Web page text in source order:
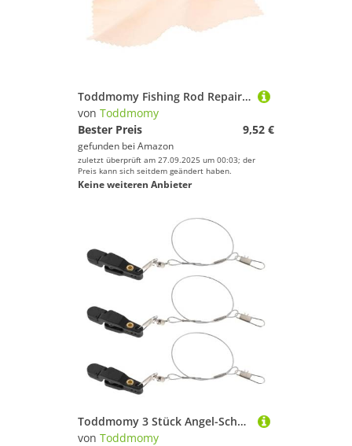
Toddmomy Fishing Rod Repair Tool Angeltuch Rutschfestes Reinigungstuch mit Strapazierfähigem Stoff Schnelles Entfernen von Schmutz Schonend zu Ausrüstung für Outdoor-Angler und Kajakfahrer
von Toddmomy
Bester Preis
9,52 €
gefunden bei Amazon
zuletzt überprüft am 27.09.2025 um 00:03; der
Preis kann sich seitdem geändert haben.
Keine weiteren Anbieter
Toddmomy 3 Stück Angel-Schnappverbinder – Schnellköderclips aus Edelstahl mit Wirbel zum Meer- und Salzwasserfischen – Tönnchenwirbel, Angelzubehör
von Toddmomy